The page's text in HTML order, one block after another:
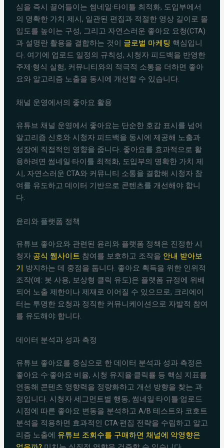
심을 즉시 끌어들이는 썸네일·타이틀 최적화, 도입부에서
의 명확한 가치 제시, 일관된 편집과 적절한 영상 길이로 몰
입도를 높이는 구성, 그리고 자연스러운 좋아요 요청(CTA)
과 설명란 활용을 결합하는 것이 글로벌 마케팅 핵심입니
다. 여기에 업로드 일정의 규칙성, 시청자 피드백을 반영한
주제·형식 실험, 커뮤니티와의 적극적 소통을 더하면 좋아
요와 알고리즘 노출을 동시에 개선할 수 있습니다.
채널 운영에서의 좋아요 활용
유튜브 채널 운영에서 좋아요는 단순한 호감 표시를 넘어
알고리즘 신호와 시청자 피드백을 동시에 제공해 노출과
성장에 직접적인 영향을 줍니다. 좋아요를 효과적으로 활
용하려면 썸네일·타이틀 최적화, 도입부의 명확한 가치 제
시, 자연스러운 CTA와 커뮤니티 소통을 결합해 시청자 참
여를 유도하고 데이터 기반으로 콘텐츠를 개선해야 합니
다.
윤리와 플랫폼 정책
유튜브 좋아요와 관련된 윤리와 플랫폼 정책은 진정한 시
청자 공식 웹사이트 참여를 보호하고 조작을 안내 받아보
기
방지하는 데 중점을 둡니다. 좋아요 획득을 위한 인위적
조작(예: 봇 사용, 보상형 클릭 유도)은 플랫폼 규정에 위배
되어 노출 제한이나 제재로 이어질 수 있으므로, 크리에이
터는 투명한 요청과 정직한 커뮤니케이션으로 자발적 참여
를 유도해야 합니다.
데이터 분석과 성과 측정
유튜브 좋아요를 중심으로 한 데이터 분석과 성과 측정은
좋아요 수·좋아요 비율, 시청 유지율·클릭률 등 핵심 지표를
연동해 콘텐츠 영향력을 정량화하고 개선 방향을 찾는 과
정입니다. 시청자 세그먼트별 행동, 썸네일·타이틀·업로드
시점에 따른 좋아요 변동을 분석하고 A/B 테스트와 코호트
분석을 적용하면 효과적인 CTA·편집 전략을 수립하고 알고
리즘 노출에 유튜브 조회수를 구매하면 채널에 악영향은